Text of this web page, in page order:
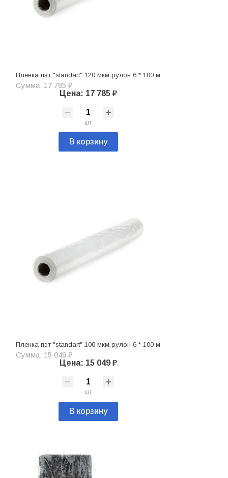
Пленка пэт "standart" 120 мкм рулон 6 * 100 м
Сумма: 17 785 ₽
Цена: 17 785 ₽
шт
В корзину
Пленка пэт "standart" 100 мкм рулон 6 * 100 м
Сумма: 15 049 ₽
Цена: 15 049 ₽
шт
В корзину